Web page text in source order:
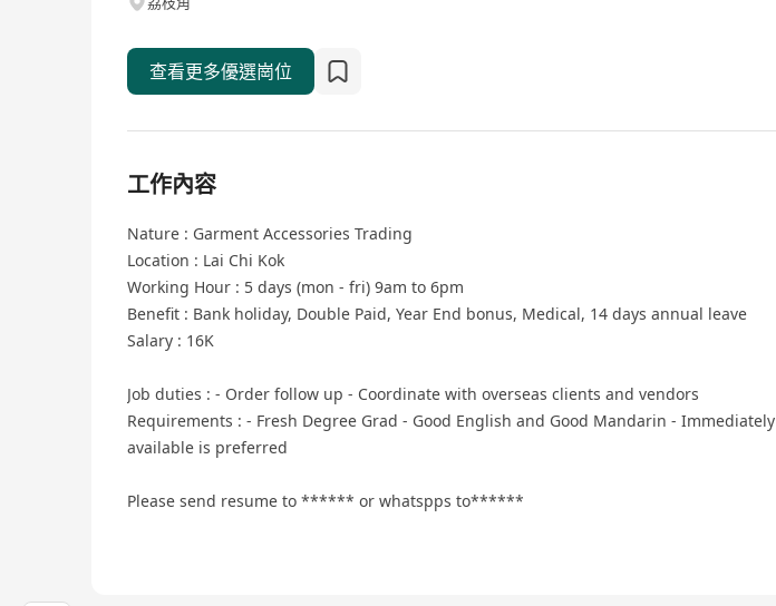
查看更多優選崗位
工作內容
Nature : Garment Accessories Trading
Location : Lai Chi Kok
Working Hour : 5 days (mon - fri) 9am to 6pm
Benefit : Bank holiday, Double Paid, Year End bonus, Medical, 14 days annual leave
Salary : 16K
Job duties : - Order follow up - Coordinate with overseas clients and vendors
Requirements : - Fresh Degree Grad - Good English and Good Mandarin - Immediately
available is preferred
Please send resume to ****** or whatspps to******